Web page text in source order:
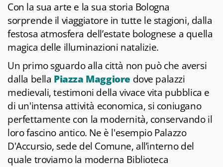
Con la sua arte e la sua storia Bologna
sorprende il viaggiatore in tutte le stagioni, dalla
festosa atmosfera dell’estate bolognese a quella
magica delle illuminazioni natalizie.
Un primo sguardo alla città non può che aversi
dalla bella Piazza Maggiore dove palazzi
medievali, testimoni della vivace vita pubblica e
di un'intensa attività economica, si coniugano
perfettamente con la modernità, conservando il
loro fascino antico. Ne è l'esempio Palazzo
D'Accursio, sede del Comune, all’interno del
quale troviamo la moderna Biblioteca